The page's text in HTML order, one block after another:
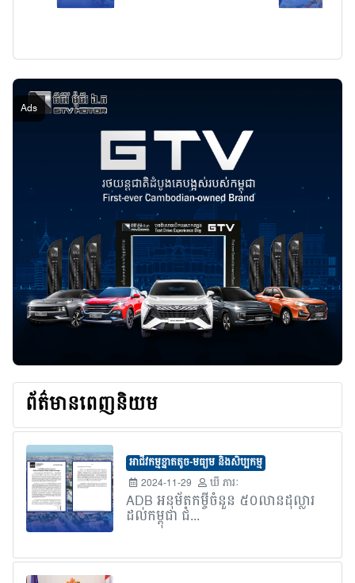
ព័ត៌មានពេញនិយម
អាជីវកម្មខ្នាតតូច-មធ្យម និងសិប្បកម្ម
2024-11-29
ឃី ភារៈ
ADB អនុម័តកម្ចីចំនួន ៥០លានដុល្លារ
ដល់កម្ពុជា ជំ...